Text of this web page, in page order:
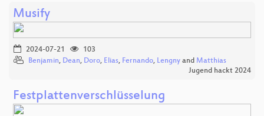
Musify
2024-07-21
103
Benjamin, Dean, Doro, Elias, Fernando, Lengny and Matthias
Jugend hackt 2024
Festplattenverschlüsselung